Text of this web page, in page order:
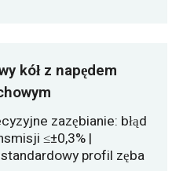
kół z napędem
zazębianie: błąd
≤±0,3% |
profil zęba